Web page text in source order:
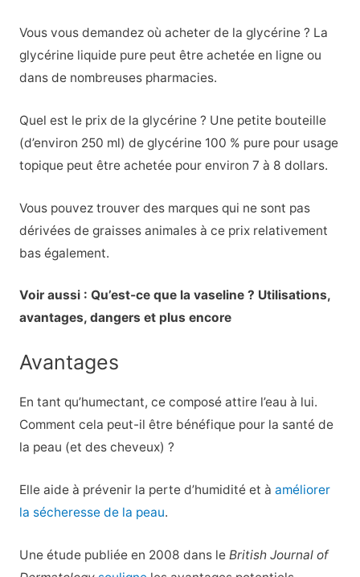
Vous vous demandez où acheter de la glycérine ? La
glycérine liquide pure peut être achetée en ligne ou
dans de nombreuses pharmacies.
Quel est le prix de la glycérine ? Une petite bouteille
(d’environ 250 ml) de glycérine 100 % pure pour usage
topique peut être achetée pour environ 7 à 8 dollars.
Vous pouvez trouver des marques qui ne sont pas
dérivées de graisses animales à ce prix relativement
bas également.
Voir aussi : Qu’est-ce que la vaseline ? Utilisations,
avantages, dangers et plus encore
Avantages
En tant qu’humectant, ce composé attire l’eau à lui.
Comment cela peut-il être bénéfique pour la santé de
la peau (et des cheveux) ?
Elle aide à prévenir la perte d’humidité et à améliorer
la sécheresse de la peau.
Une étude publiée en 2008 dans leBritish Journal of